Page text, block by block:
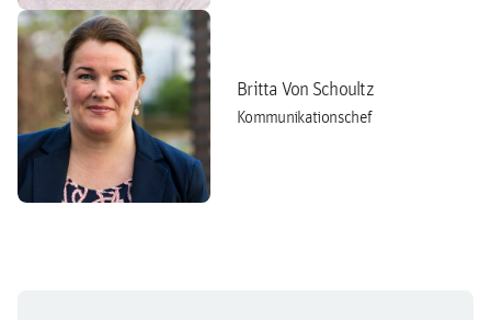
Britta Von Schoultz
Kommunikationschef